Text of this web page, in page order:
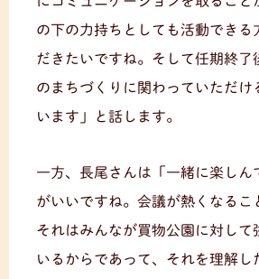
の下の力持ちとしても活動できる
だきたいですね。そして任期終了
のまちづくりに関わっていただけ
います」と話します。
一方、長尾さんは「一緒に楽しん
がいいですね。会議が熱くなるこ
それはみんなが買物公園に対して
いるからであって、それを理解し